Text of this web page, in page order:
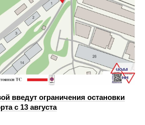
введут ограничения остановки
с 13 августа